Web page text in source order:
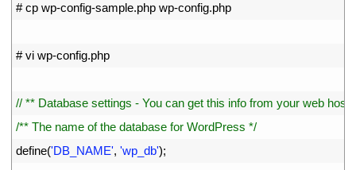
# cp wp-config-sample.php wp-config.php
# vi wp-config.php
// ** Database settings - You can get this info from your web host
/** The name of the database for WordPress */
define('DB_NAME', 'wp_db');